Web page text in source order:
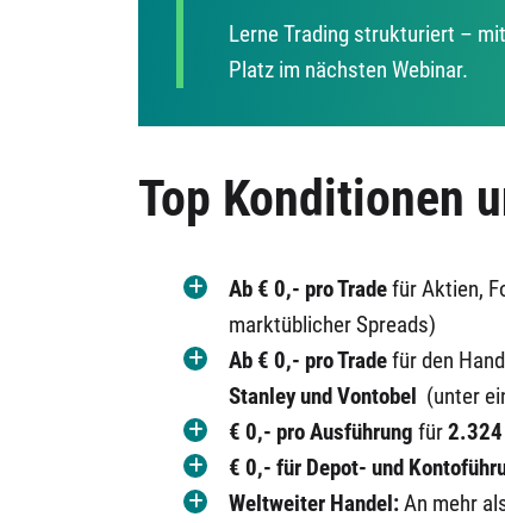
Lerne Trading strukturiert –
Platz im nächsten Webinar.
Top Konditionen
Ab € 0,- pro Tradefür Aktien,
marktüblicher Spreads)
Ab € 0,- pro Tradefür den
Stanley und Vontobel (unter
€ 0,- pro Ausführung für2.324
€ 0,- für Depot- und
Weltweiter Handel:An mehr